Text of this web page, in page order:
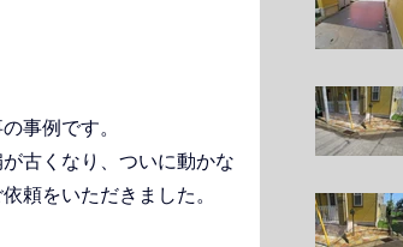
事例です。
古くなり、ついに動かな
頼をいただきました。